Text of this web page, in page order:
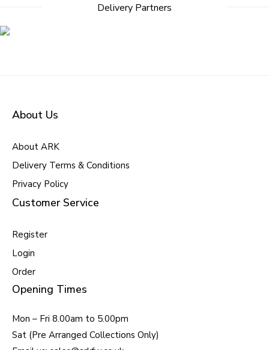
Delivery Partners
About Us
About ARK
Delivery Terms & Conditions
Privacy Policy
Customer Service
Register
Login
Order
Opening Times
Mon – Fri 8.00am to 5.00pm
Sat (Pre Arranged Collections Only)